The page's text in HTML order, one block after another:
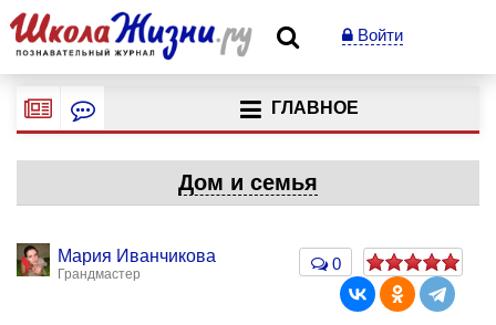
Войти
ГЛАВНОЕ
Дом и семья
Мария Иванчикова
Грандмастер
0